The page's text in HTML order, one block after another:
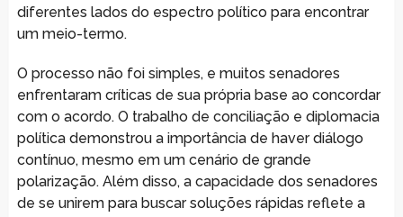
diferentes lados do espectro político para encontrar
um meio-termo.
O processo não foi simples, e muitos senadores
enfrentaram críticas de sua própria base ao concordar
com o acordo. O trabalho de conciliação e diplomacia
política demonstrou a importância de haver diálogo
contínuo, mesmo em um cenário de grande
polarização. Além disso, a capacidade dos senadores
de se unirem para buscar soluções rápidas reflete a